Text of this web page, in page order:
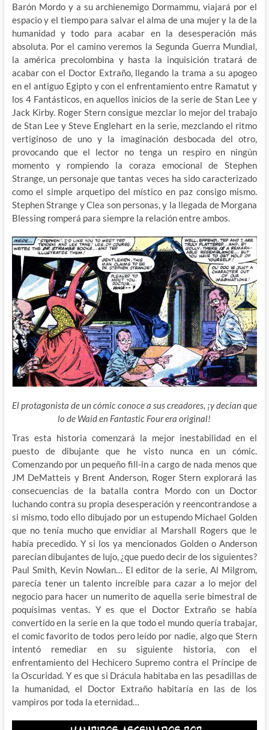
Barón Mordo y a su archienemigo Dormammu, viajará por el
espacio y el tiempo para salvar el alma de una mujer y la de la
humanidad y todo para acabar en la desesperación más
absoluta. Por el camino veremos la Segunda Guerra Mundial,
la américa precolombina y hasta la inquisición tratará de
acabar con el Doctor Extraño, llegando la trama a su apogeo
en el antiguo Egipto y con el enfrentamiento entre Ramatut y
los 4 Fantásticos, en aquellos inicios de la serie de Stan Lee y
Jack Kirby. Roger Stern consigue mezclar lo mejor del trabajo
de Stan Lee y Steve Englehart en la serie, mezclando el ritmo
vertiginoso de uno y la imaginación desbocada del otro,
provocando que el lector no tenga un respiro en ningún
momento y rompiendo la coraza emocional de Stephen
Strange, un personaje que tantas veces ha sido caracterizado
como el simple arquetipo del místico en paz consigo mismo.
Stephen Strange y Clea son personas, y la llegada de Morgana
Blessing romperá para siempre la relación entre ambos.
El protagonista de un cómic conoce a sus creadores, ¡y decían que
lo de Waid en Fantastic Four era original!
Tras esta historia comenzará la mejor inestabilidad en el
puesto de dibujante que he visto nunca en un cómic.
Comenzando por un pequeño fill-in a cargo de nada menos que
JM DeMatteis y Brent Anderson, Roger Stern explorará las
consecuencias de la batalla contra Mordo con un Doctor
luchando contra su propia desesperación y reencontrandose a
si mismo, todo ello dibujado por un estupendo Michael Golden
que no tenía mucho que envidiar al Marshall Rogers que le
había precedido. Y si los ya mencionados Golden o Anderson
parecían dibujantes de lujo, ¿que puedo decir de los siguientes?
Paul Smith, Kevin Nowlan… El editor de la serie, Al Milgrom,
parecía tener un talento increíble para cazar a lo mejor del
negocio para hacer un numerito de aquella serie bimestral de
poquísimas ventas. Y es que el Doctor Extraño se había
convertido en la serie en la que todo el mundo quería trabajar,
el comic favorito de todos pero leído por nadie, algo que Stern
intentó remediar en su siguiente historia, con el
enfrentamiento del Hechicero Supremo contra el Príncipe de
la Oscuridad. Y es que si Drácula habitaba en las pesadillas de
la humanidad, el Doctor Extraño habitaría en las de los
vampiros por toda la eternidad…